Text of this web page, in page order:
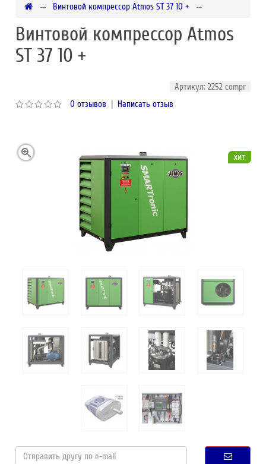
Винтовой компрессор Atmos ST 37 10 +
Винтовой компрессор Atmos
ST 37 10 +
Артикул: 2252 compr
0 отзывов | Написать отзыв
хит